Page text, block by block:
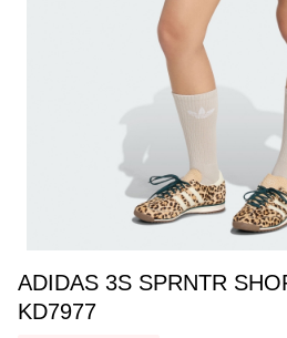
ADIDAS 3S SPRNTR
KD7977